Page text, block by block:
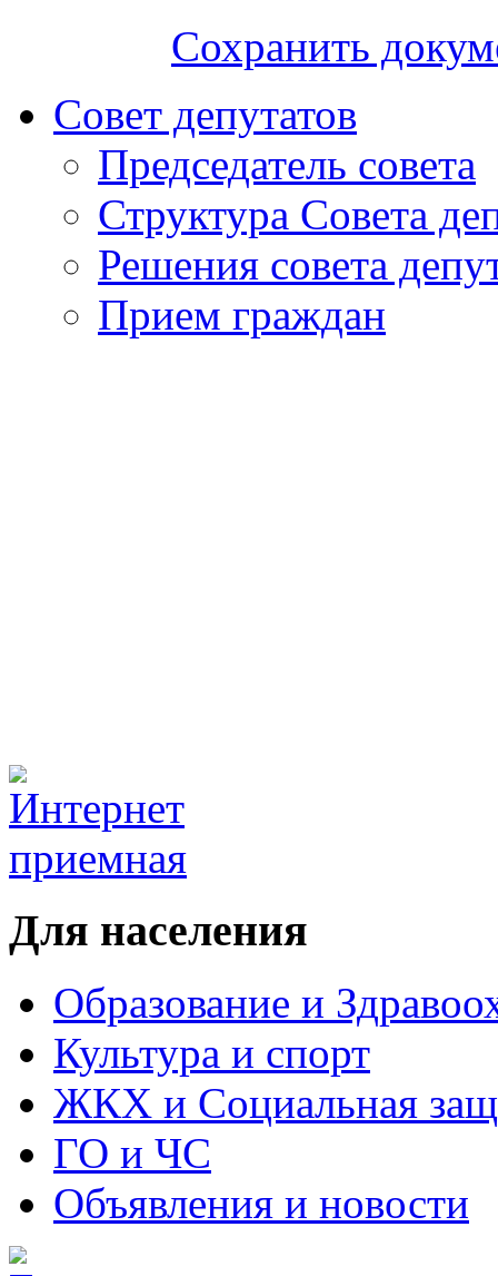
Сохранить
Совет депутатов
Председатель совета
Структура Совета
Решения совета
Прием граждан
Для населения
Образование и
Культура и спорт
ЖКХ и Социальная
ГО и ЧС
Объявления и новости